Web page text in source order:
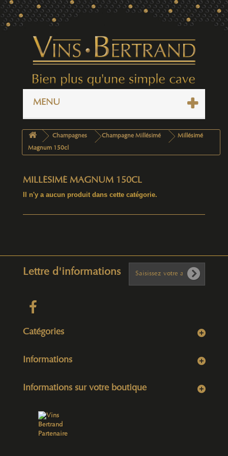
MENU
Champagnes Champagne Millésimé Millésimé
Magnum 150cl
MILLÉSIMÉ MAGNUM 150CL
Il n'y a aucun produit dans cette catégorie.
Lettre d'informations
Catégories
Informations
Informations sur votre boutique